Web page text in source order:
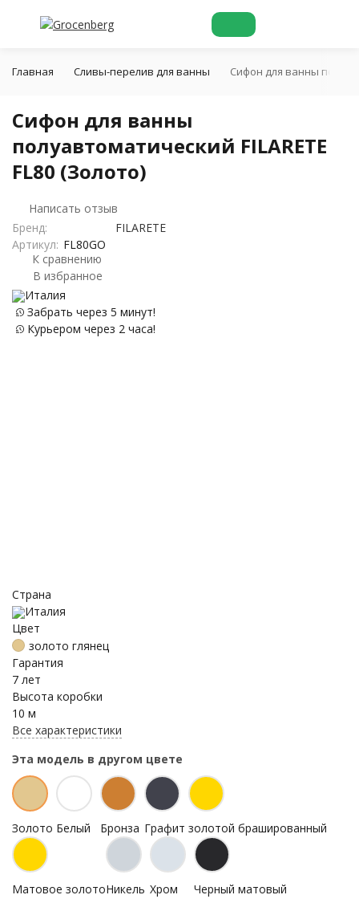
Главная Cливы-перелив для ванны Сифон для ванны
Сифон для ванны
полуавтоматический FILARETE
FL80 (Золото)
Написать отзыв
Бренд:
FILARETE
Артикул: FL80GO
К сравнению
В избранное
Италия
Забрать через 5 минут!
Курьером через 2 часа!
Страна
Италия
Цвет
золото глянец
Гарантия
7 лет
Высота коробки
10 м
Все характеристики
Эта модель в другом цвете
Золото Белый Бронза Графит золотой брашированный
Матовое золотоНикель Хром
Черный матовый